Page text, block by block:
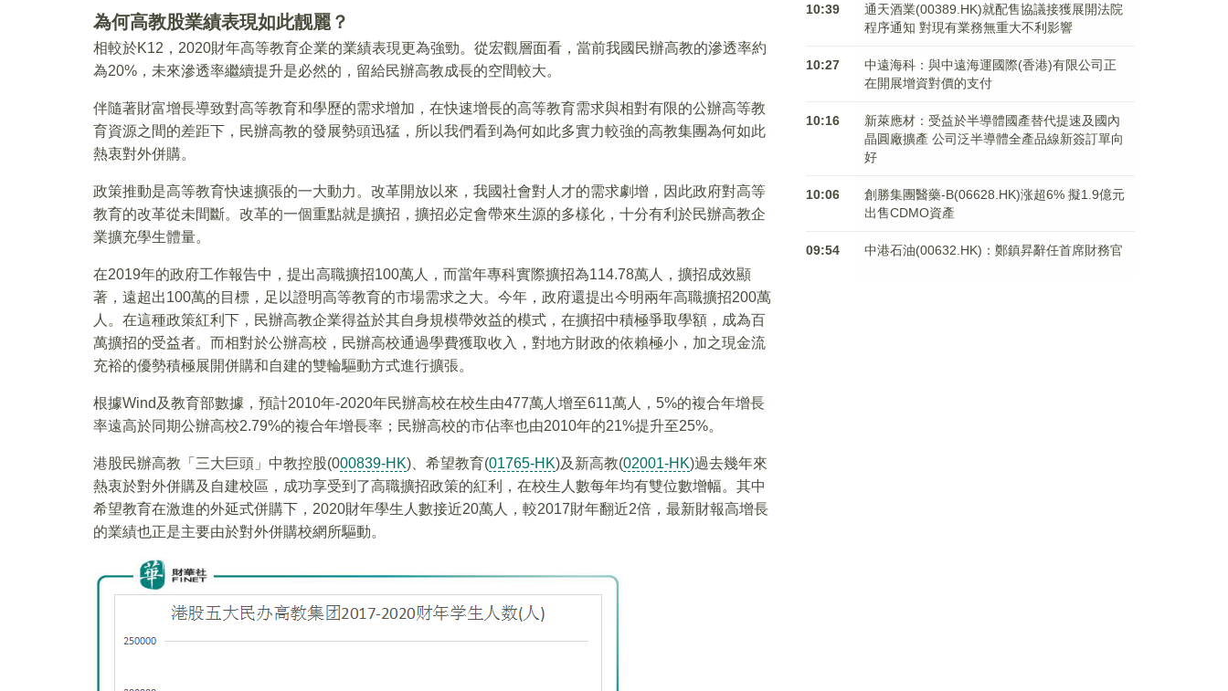
為何高教股業績表現如此靓麗？
相較於K12，2020財年高等教育企業的業績表現更為強勁。從宏觀層面看，當前我國民辦高教的滲透率約
為20%，未來滲透率繼續提升是必然的，留給民辦高教成長的空間較大。
伴隨著財富增長導致對高等教育和學歷的需求增加，在快速增長的高等教育需求與相對有限的公辦高等教
育資源之間的差距下，民辦高教的發展勢頭迅猛，所以我們看到為何如此多實力較強的高教集團為何如此
熱衷對外併購。
政策推動是高等教育快速擴張的一大動力。改革開放以來，我國社會對人才的需求劇增，因此政府對高等
教育的改革從未間斷。改革的一個重點就是擴招，擴招必定會帶來生源的多樣化，十分有利於民辦高教企
業擴充學生體量。
在2019年的政府工作報告中，提出高職擴招100萬人，而當年專科實際擴招為114.78萬人，擴招成效顯
著，遠超出100萬的目標，足以證明高等教育的市場需求之大。今年，政府還提出今明兩年高職擴招200萬
人。在這種政策紅利下，民辦高教企業得益於其自身規模帶效益的模式，在擴招中積極爭取學額，成為百
萬擴招的受益者。而相對於公辦高校，民辦高校通過學費獲取收入，對地方財政的依賴極小，加之現金流
充裕的優勢積極展開併購和自建的雙輪驅動方式進行擴張。
根據Wind及教育部數據，預計2010年-2020年民辦高校在校生由477萬人增至611萬人，5%的複合年增長
率遠高於同期公辦高校2.79%的複合年增長率；民辦高校的市佔率也由2010年的21%提升至25%。
港股民辦高教「三大巨頭」中教控股(000839-HK)、希望教育(01765-HK)及新高教(02001-HK)過去幾年來
熱衷於對外併購及自建校區，成功享受到了高職擴招政策的紅利，在校生人數每年均有雙位數增幅。其中
希望教育在激進的外延式併購下，2020財年學生人數接近20萬人，較2017財年翻近2倍，最新財報高增長
的業績也正是主要由於對外併購校網所驅動。
10:39
通天酒業(00389.HK)就配售協議接獲展開法院
程序通知 對現有業務無重大不利影響
10:27
中遠海科：與中遠海運國際(香港)有限公司正
在開展增資對價的支付
10:16
新萊應材：受益於半導體國產替代提速及國內
晶圓廠擴產 公司泛半導體全產品線新簽訂單向
好
10:06
創勝集團醫藥-B(06628.HK)涨超6% 擬1.9億元
出售CDMO資產
09:54 中港石油(00632.HK)：鄭鎮昇辭任首席財務官